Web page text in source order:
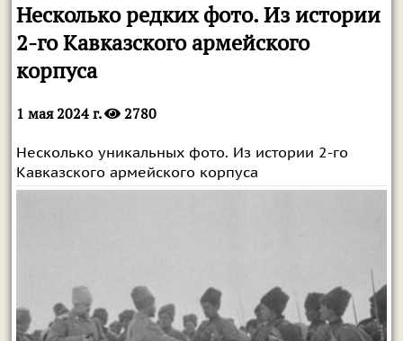
Несколько редких фото. Из истории
2-го Кавказского армейского
корпуса
1 мая 2024 г. 2780
Несколько уникальных фото. Из истории 2-го
Кавказского армейского корпуса